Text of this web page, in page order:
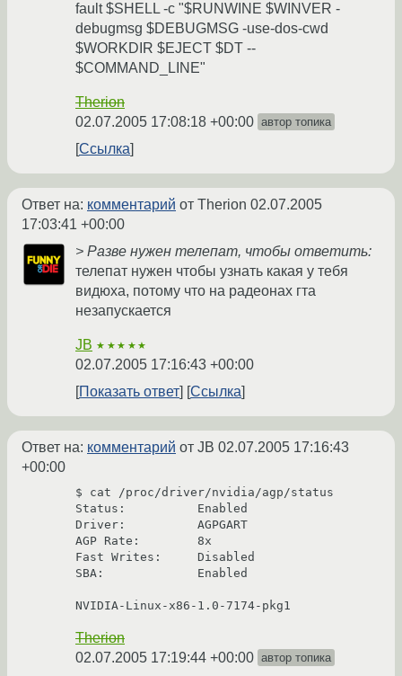
fault $SHELL -c "$RUNWINE $WINVER -
debugmsg $DEBUGMSG -use-dos-cwd
$WORKDIR $EJECT $DT --
$COMMAND_LINE"
Therion
02.07.2005 17:08:18 +00:00 автор топика
Ссылка
Ответ на: комментарий от Therion 02.07.2005
17:03:41 +00:00
> Разве нужен телепат, чтобы ответить:
телепат нужен чтобы узнать какая у тебя
видюха, потому что на радеонах гта
незапускается
JB ★★★★★
02.07.2005 17:16:43 +00:00
Показать ответ
Ссылка
Ответ на: комментарий от JB 02.07.2005 17:16:43
+00:00
$ cat /proc/driver/nvidia/agp/status
Status:          Enabled
Driver:          AGPGART
AGP Rate:        8x
Fast Writes:     Disabled
SBA:             Enabled
NVIDIA-Linux-x86-1.0-7174-pkg1
Therion
02.07.2005 17:19:44 +00:00 автор топика